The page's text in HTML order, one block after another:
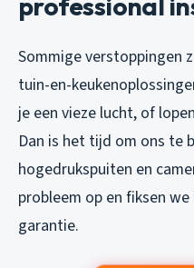
Sommige verstoppingen
tuin-en-
je een vieze lucht, of
Dan is het tijd om ons te
hogedrukspuiten en
probleem op en fiksen
garantie.